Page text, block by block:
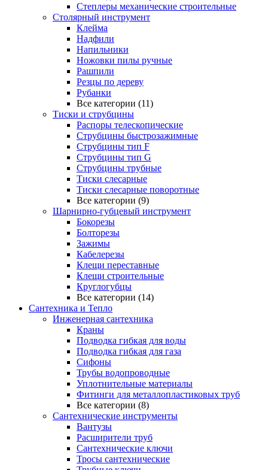
Степлеры механические строительные
Столярный инструмент
Клейма
Надфили
Напильники
Ножовки пилы ручные
Рашпили
Резцы по дереву
Рубанки
Все категории (11)
Тиски и струбцины
Распоры телескопические
Струбцины быстрозажимные
Струбцины тип F
Струбцины тип G
Струбцины трубные
Тиски слесарные
Тиски слесарные поворотные
Все категории (9)
Шарнирно-губцевый инструмент
Бокорезы
Болторезы
Зажимы
Кабелерезы
Клещи переставные
Клещи строительные
Круглогубцы
Все категории (14)
Сантехника и Тепло
Инженерная сантехника
Краны
Подводка гибкая для воды
Подводка гибкая для газа
Сифоны
Трубы водопроводные
Уплотнительные материалы
Фитинги для металлопластиковых труб
Все категории (8)
Сантехнические инструменты
Вантузы
Расширители труб
Сантехнические ключи
Тросы сантехнические